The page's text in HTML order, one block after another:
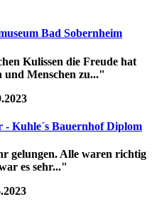
Bad Sobernheim
Kulissen die Freude hat
und Menschen zu..."
Kuhle´s Bauernhof Diplom
gelungen. Alle waren richtig
es sehr..."